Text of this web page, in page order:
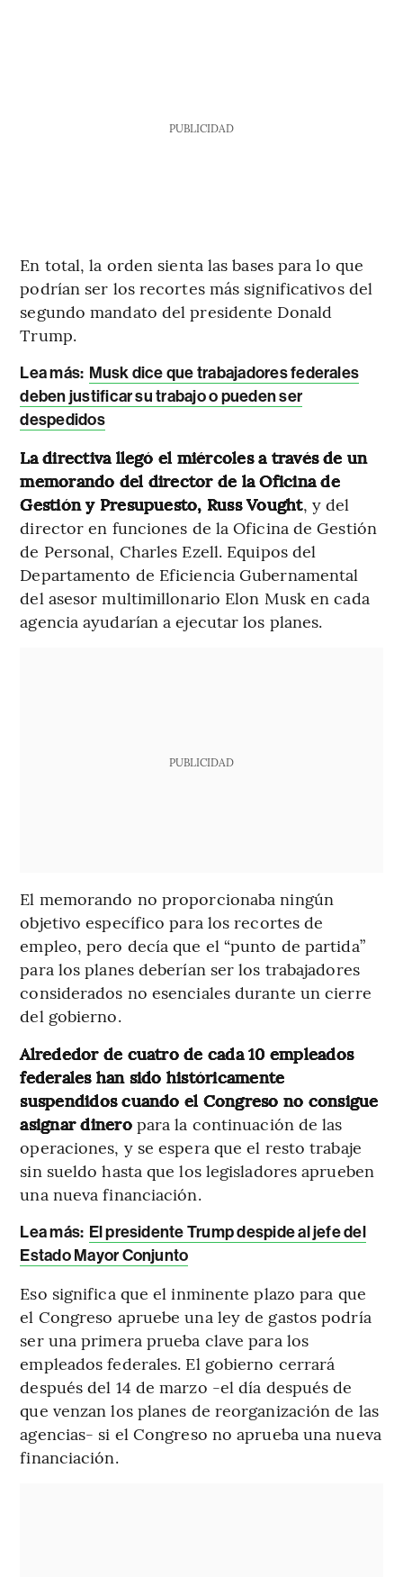
PUBLICIDAD
En total, la orden sienta las bases para lo que
podrían ser los recortes más significativos del
segundo mandato del presidente Donald
Trump.
Lea más: Musk dice que trabajadores federales
deben justificar su trabajo o pueden ser
despedidos
La directiva llegó el miércoles a través de un
memorando del director de la Oficina de
Gestión y Presupuesto, Russ Vought, y del
director en funciones de la Oficina de Gestión
de Personal, Charles Ezell. Equipos del
Departamento de Eficiencia Gubernamental
del asesor multimillonario Elon Musk en cada
agencia ayudarían a ejecutar los planes.
PUBLICIDAD
El memorando no proporcionaba ningún
objetivo específico para los recortes de
empleo, pero decía que el “punto de partida”
para los planes deberían ser los trabajadores
considerados no esenciales durante un cierre
del gobierno.
Alrededor de cuatro de cada 10 empleados
federales han sido históricamente
suspendidos cuando el Congreso no consigue
asignar dineropara la continuación de las
operaciones, y se espera que el resto trabaje
sin sueldo hasta que los legisladores aprueben
una nueva financiación.
Lea más: El presidente Trump despide al jefe del
Estado Mayor Conjunto
Eso significa que el inminente plazo para que
el Congreso apruebe una ley de gastos podría
ser una primera prueba clave para los
empleados federales. El gobierno cerrará
después del 14 de marzo -el día después de
que venzan los planes de reorganización de las
agencias- si el Congreso no aprueba una nueva
financiación.